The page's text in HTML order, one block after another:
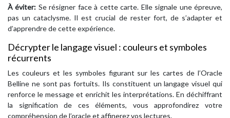
À éviter: Se résigner face à cette carte. Elle signale une épreuve,
pas un cataclysme. Il est crucial de rester fort, de s’adapter et
d’apprendre de cette expérience.
Décrypter le langage visuel : couleurs et symboles
récurrents
Les couleurs et les symboles figurant sur les cartes de l’Oracle
Belline ne sont pas fortuits. Ils constituent un langage visuel qui
renforce le message et enrichit les interprétations. En déchiffrant
la signification de ces éléments, vous approfondirez votre
compréhension de l’oracle et affinerez vos lectures.